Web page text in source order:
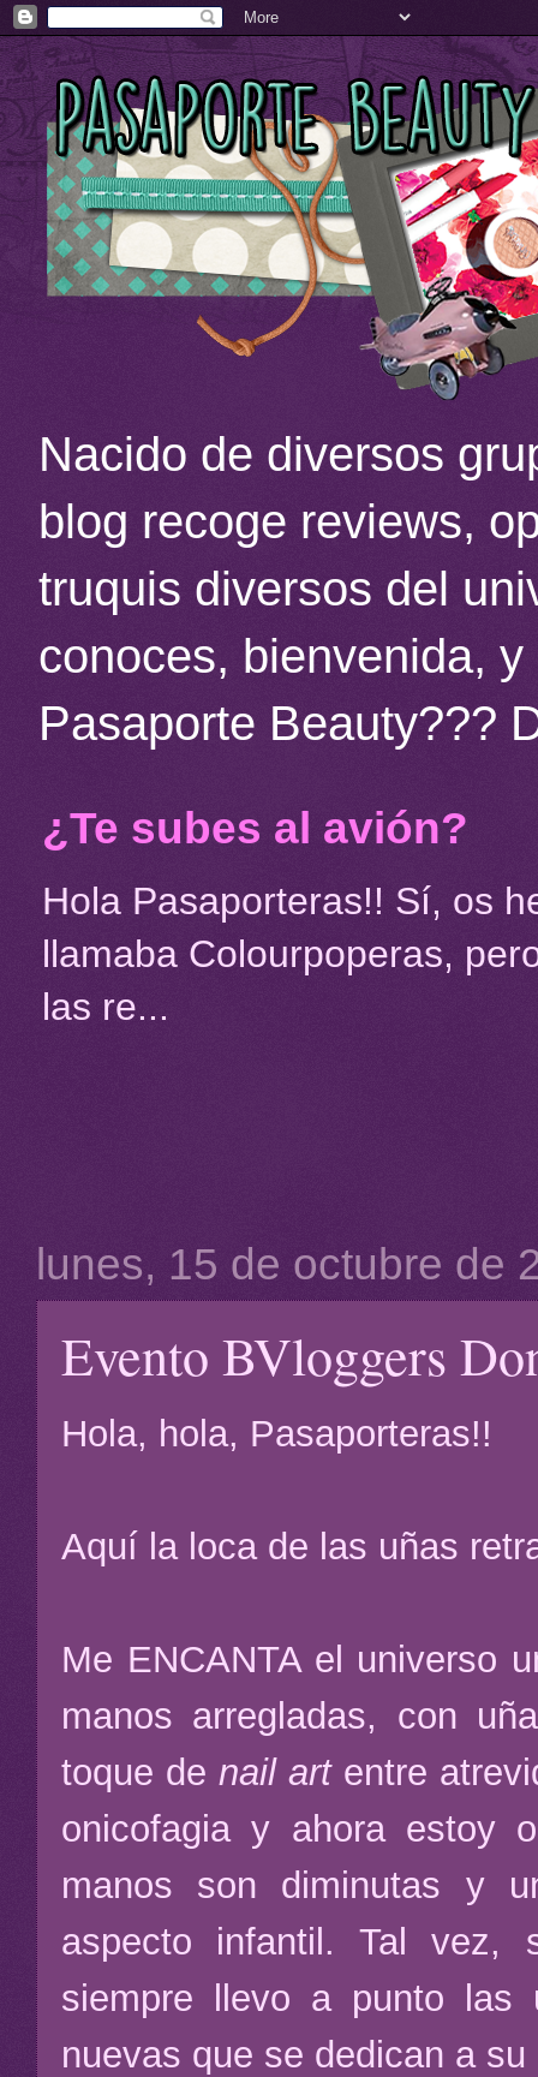
Nacido de diversos
blog recoge reviews,
truquis diversos del
conoces, bienvenida,
Pasaporte Beauty???
¿Te subes al avión?
Hola Pasaporteras!! Sí, os
llamaba Colourpoperas,
las re...
lunes, 15 de octubre de
Evento BVloggers
Hola, hola, Pasaporteras!!
Aquí la loca de las uñas
Me ENCANTA el universo
manos arregladas, con
toque de nail art entre
onicofagia y ahora estoy
manos son diminutas y
aspecto infantil. Tal vez,
siempre llevo a punto las
nuevas que se dedican a